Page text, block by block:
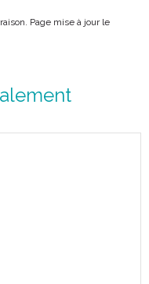
Page mise à jour le